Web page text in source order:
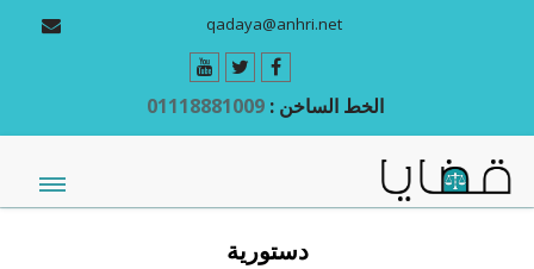
qadaya@anhri.net
الخط الساخن :
دستورية